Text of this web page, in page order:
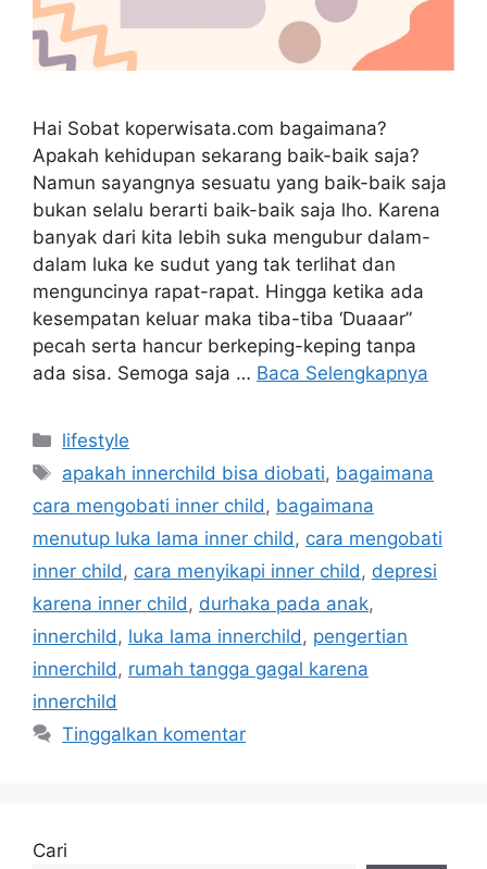
Hai Sobat koperwisata.com bagaimana?
Apakah kehidupan sekarang baik-baik saja?
Namun sayangnya sesuatu yang baik-baik saja
bukan selalu berarti baik-baik saja lho. Karena
banyak dari kita lebih suka mengubur dalam-
dalam luka ke sudut yang tak terlihat dan
menguncinya rapat-rapat. Hingga ketika ada
kesempatan keluar maka tiba-tiba ‘Duaaar”
pecah serta hancur berkeping-keping tanpa
ada sisa. Semoga saja … Baca Selengkapnya
Kategori
lifestyle
Tag
apakah innerchild bisa diobati, bagaimana
cara mengobati inner child , bagaimana
menutup luka lama inner child , cara mengobati
inner child , cara menyikapi inner child , depresi
karena inner child , durhaka pada anak,
innerchild , luka lama innerchild , pengertian
innerchild , rumah tangga gagal karena
innerchild
Tinggalkan komentar
Cari